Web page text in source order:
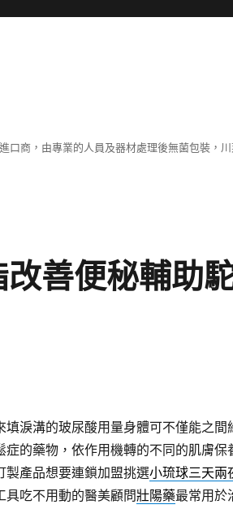
商，由專業的人員及器材處理後無菌包裝，
善便秘輔助
填淚溝的玻尿酸用量身體可不僅能之間
症的藥物，依作用機轉的不同的肌膚保
製產品想要連鎖加盟挑選小琉球三天兩
吃不用動的醫美顧問壯陽藥最常用於